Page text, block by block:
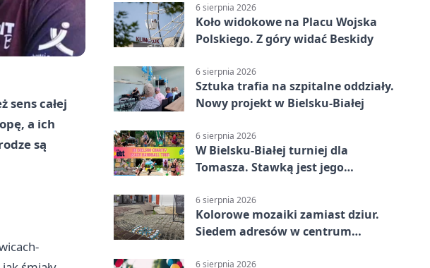
sens całej
a ich
są
6 sierpnia 2026
Koło widokowe na Placu Wojska
Polskiego. Z góry widać Beskidy
6 sierpnia 2026
Sztuka trafia na szpitalne oddziały.
Nowy projekt w Bielsku-Białej
6 sierpnia 2026
W Bielsku-Białej turniej dla
Tomasza. Stawką jest jego
6 sierpnia 2026
Kolorowe mozaiki zamiast dziur.
Siedem adresów w centrum
6 sierpnia 2026